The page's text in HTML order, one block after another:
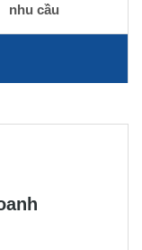
nhu cầu